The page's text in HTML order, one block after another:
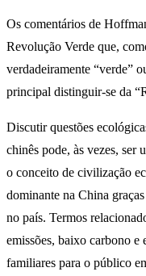
Os comentários de
Revolução Verde que,
verdadeiramente “verde”
principal distinguir-se da
Discutir questões
chinês pode, às vezes, ser
o conceito de civilização
dominante na China
no país. Termos
emissões, baixo carbono e
familiares para o público